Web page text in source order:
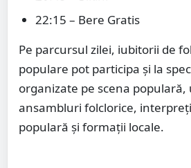
22:15 – Bere Gratis
Pe parcursul zilei, iubitorii de
populare pot participa și la
organizate pe scena
ansambluri folclorice,
populară și formații locale.